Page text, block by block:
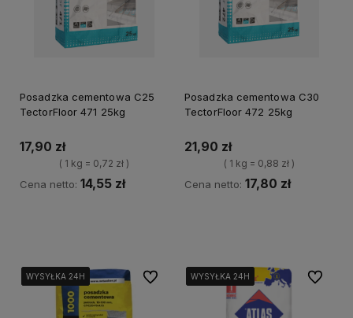
Posadzka cementowa C25
TectorFloor 471 25kg
17,90 zł
( 1 kg = 0,72 zł )
Cena netto: 14,55 zł
Posadzka cementowa C30
TectorFloor 472 25kg
21,90 zł
( 1 kg = 0,88 zł )
Cena netto: 17,80 zł
WYSYŁKA 24H
WYSYŁKA 24H
WYSYŁKA 24H
WYSYŁKA 24H Do ulubionychWYSYŁKA 24H
WYSYŁKA 24H
WYSYŁKA 24H
WYSYŁKA 24H Do